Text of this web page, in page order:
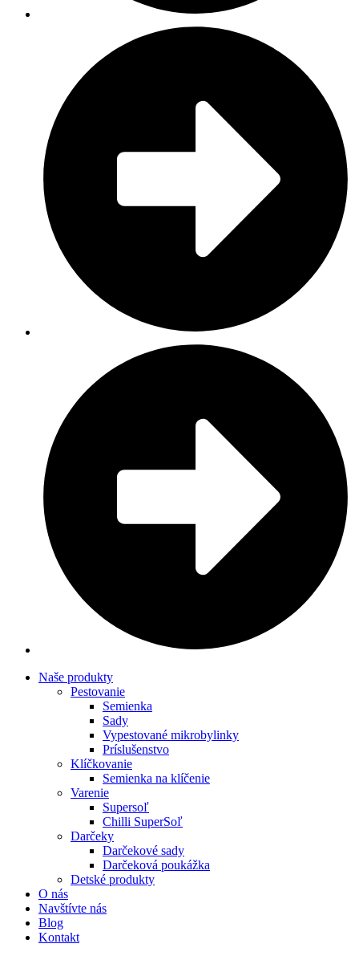
Naše produkty
Pestovanie
Semienka
Sady
Vypestované mikrobylinky
Príslušenstvo
Klíčkovanie
Semienka na klíčenie
Varenie
Supersoľ
Chilli SuperSoľ
Darčeky
Darčekové sady
Darčeková poukážka
Detské produkty
O nás
Navštívte nás
Blog
Kontakt